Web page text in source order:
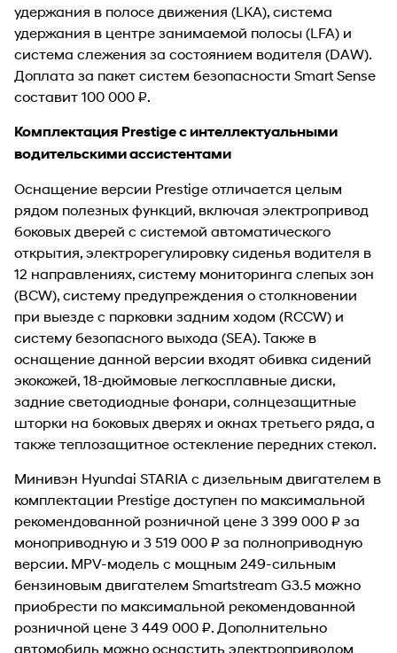
удержания в полосе движения (LKA), система
удержания в центре занимаемой полосы (LFA) и
система слежения за состоянием водителя (DAW).
Доплата за пакет систем безопасности Smart Sense
составит 100 000 ₽.
Комплектация Prestige с интеллектуальными
водительскими ассистентами
Оснащение версии Prestige отличается целым
рядом полезных функций, включая электропривод
боковых дверей с системой автоматического
открытия, электрорегулировку сиденья водителя в
12 направлениях, систему мониторинга слепых зон
(BCW), систему предупреждения о столкновении
при выезде с парковки задним ходом (RCCW) и
систему безопасного выхода (SEA). Также в
оснащение данной версии входят обивка сидений
экокожей, 18-дюймовые легкосплавные диски,
задние светодиодные фонари, солнцезащитные
шторки на боковых дверях и окнах третьего ряда, а
также теплозащитное остекление передних стекол.
Минивэн Hyundai STARIA с дизельным двигателем в
комплектации Prestige доступен по максимальной
рекомендованной розничной цене 3 399 000 ₽ за
моноприводную и 3 519 000 ₽ за полноприводную
версии. MPV-модель с мощным 249-сильным
бензиновым двигателем Smartstream G3.5 можно
приобрести по максимальной рекомендованной
розничной цене 3 449 000 ₽. Дополнительно
автомобиль можно оснастить электроприводом